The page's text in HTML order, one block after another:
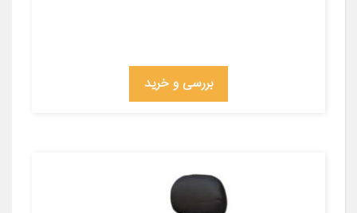
بررسی و خرید